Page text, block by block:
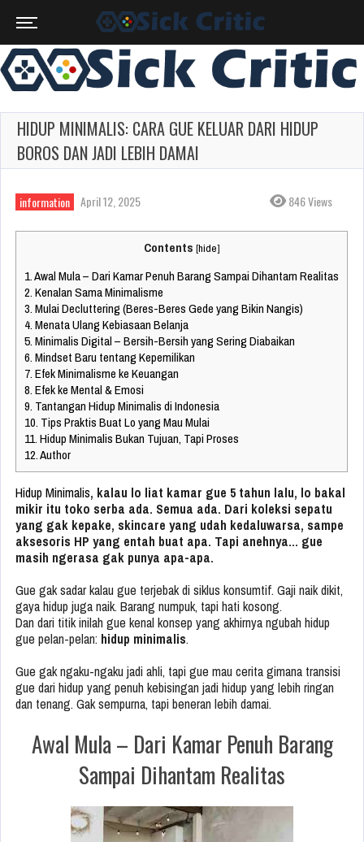
HIDUP MINIMALIS: CARA GUE KELUAR DARI HIDUP
BOROS DAN JADI LEBIH DAMAI
information April 12, 2025 846 Views
Contents [hide]
1.Awal Mula – Dari Kamar Penuh Barang Sampai Dihantam Realitas
2.Kenalan Sama Minimalisme
3.Mulai Decluttering (Beres-Beres Gede yang Bikin Nangis)
4.Menata Ulang Kebiasaan Belanja
5.Minimalis Digital – Bersih-Bersih yang Sering Diabaikan
6.Mindset Baru tentang Kepemilikan
7.Efek Minimalisme ke Keuangan
8.Efek ke Mental & Emosi
9. Tantangan Hidup Minimalis di Indonesia
10. Tips Praktis Buat Lo yang Mau Mulai
11.Hidup Minimalis Bukan Tujuan, Tapi Proses
12.Author
Hidup Minimalis, kalau lo liat kamar gue 5 tahun lalu, lo bakal
mikir itu toko serba ada. Semua ada. Dari koleksi sepatu
yang gak kepake, skincare yang udah kedaluwarsa, sampe
aksesoris HP yang entah buat apa. Tapi anehnya… gue
masih ngerasa gak punya apa-apa.
Gue gak sadar kalau gue terjebak di siklus konsumtif. Gaji naik dikit,
gaya hidup juga naik. Barang numpuk, tapi hati kosong.
Dan dari titik inilah gue kenal konsep yang akhirnya ngubah hidup
gue pelan-pelan: hidup minimalis.
Gue gak ngaku-ngaku jadi ahli, tapi gue mau cerita gimana transisi
gue dari hidup yang penuh kebisingan jadi hidup yang lebih ringan
dan tenang. Gak sempurna, tapi beneran lebih damai.
Awal Mula – Dari Kamar Penuh Barang
Sampai Dihantam Realitas